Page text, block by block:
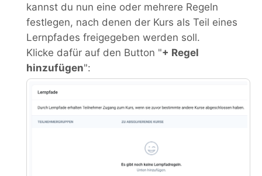
kannst du nun eine oder mehrere Regeln
festlegen, nach denen der Kurs als Teil eines
Lernpfades freigegeben werden soll.
Klicke dafür auf den Button "+ Regel
hinzufügen":